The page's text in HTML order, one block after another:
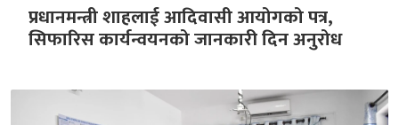
प्रधानमन्त्री शाहलाई आदिवासी आयोगको पत्र,
सिफारिस कार्यन्वयनको जानकारी दिन अनुरोध